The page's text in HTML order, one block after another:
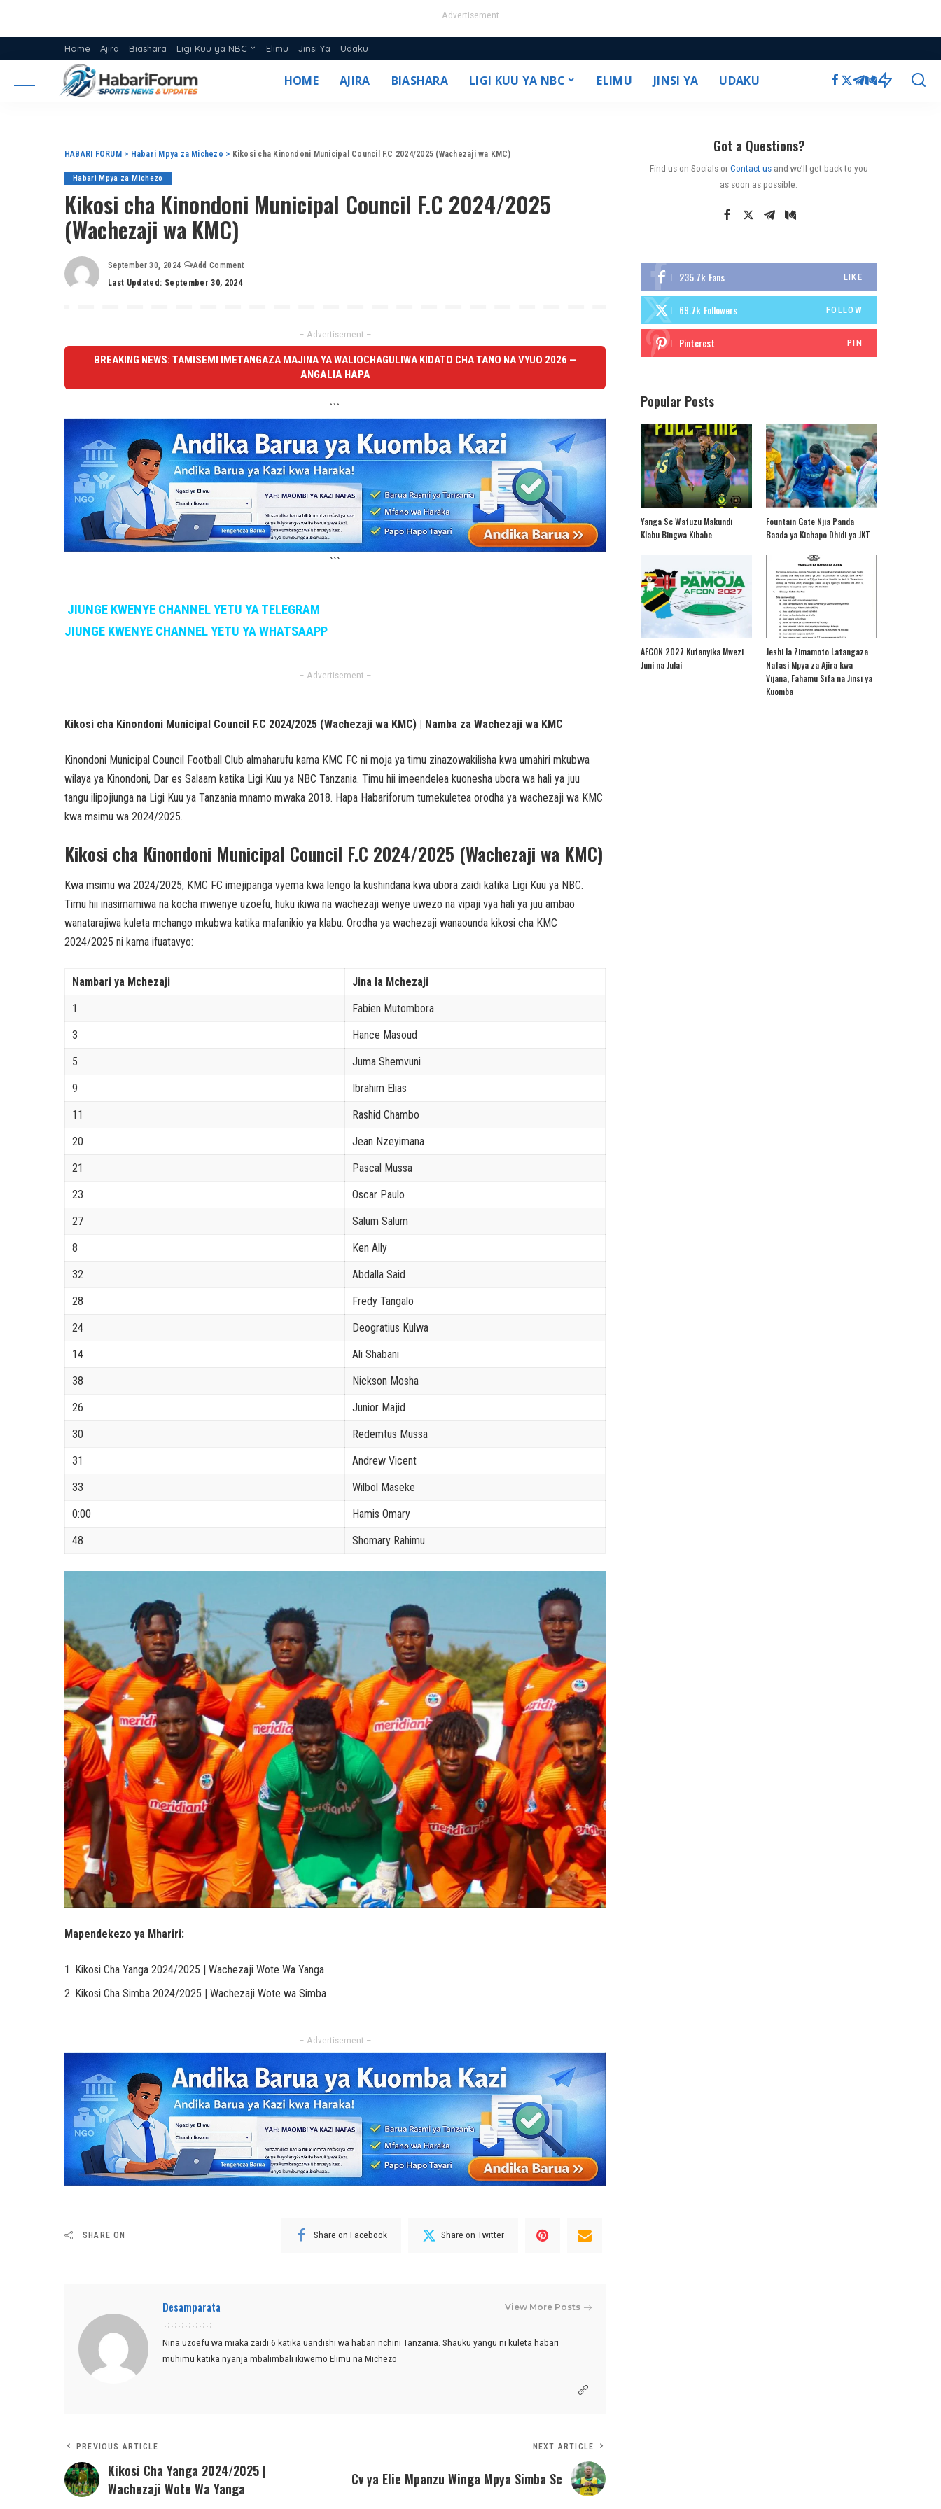
– Advertisement –
Home Ajira Biashara Ligi Kuu ya NBC
Msimamo Ligi Kuu ya NBC 2025/26
Elimu Jinsi Ya Udaku
HOME AJIRA BIASHARA LIGI KUU YA NBC ELIMU JINSI YA UDAKU
HABARI FORUM > Habari Mpya za Michezo > Kikosi cha Kinondoni Municipal Council F.C 2024/2025 (Wachezaji wa KMC)
Habari Mpya za Michezo
Kikosi cha Kinondoni Municipal Council F.C 2024/2025
(Wachezaji wa KMC)
September 30, 2024
Add Comment
Last Updated: September 30, 2024
– Advertisement –
BREAKING NEWS: TAMISEMI IMETANGAZA MAJINA YA WALIOCHAGULIWA KIDATO CHA TANO NA VYUO 2026 —
ANGALIA HAPA
```
```
JIUNGE KWENYE CHANNEL YETU YA TELEGRAM
JIUNGE KWENYE CHANNEL YETU YA WHATSAAPP
– Advertisement –
Kikosi cha Kinondoni Municipal Council F.C 2024/2025 (Wachezaji wa KMC) | Namba za Wachezaji wa KMC
Kinondoni Municipal Council Football Club almaharufu kama KMC FC ni moja ya timu zinazowakilisha kwa umahiri mkubwa
wilaya ya Kinondoni, Dar es Salaam katika Ligi Kuu ya NBC Tanzania. Timu hii imeendelea kuonesha ubora wa hali ya juu
tangu ilipojiunga na Ligi Kuu ya Tanzania mnamo mwaka 2018. Hapa Habariforum tumekuletea orodha ya wachezaji wa KMC
kwa msimu wa 2024/2025.
Kikosi cha Kinondoni Municipal Council F.C 2024/2025 (Wachezaji wa KMC)
Kwa msimu wa 2024/2025, KMC FC imejipanga vyema kwa lengo la kushindana kwa ubora zaidi katika Ligi Kuu ya NBC.
Timu hii inasimamiwa na kocha mwenye uzoefu, huku ikiwa na wachezaji wenye uwezo na vipaji vya hali ya juu ambao
wanatarajiwa kuleta mchango mkubwa katika mafanikio ya klabu. Orodha ya wachezaji wanaounda kikosi cha KMC
2024/2025 ni kama ifuatavyo:
Nambari ya Mchezaji
Jina la Mchezaji
1
Fabien Mutombora
3
Hance Masoud
5
Juma Shemvuni
9
Ibrahim Elias
11
Rashid Chambo
20
Jean Nzeyimana
21
Pascal Mussa
23
Oscar Paulo
27
Salum Salum
8
Ken Ally
32
Abdalla Said
28
Fredy Tangalo
24
Deogratius Kulwa
14
Ali Shabani
38
Nickson Mosha
26
Junior Majid
30
Redemtus Mussa
31
Andrew Vicent
33
Wilbol Maseke
0:00
Hamis Omary
48
Shomary Rahimu
Mapendekezo ya Mhariri:
Kikosi Cha Yanga 2024/2025 | Wachezaji Wote Wa Yanga
Kikosi Cha Simba 2024/2025 | Wachezaji Wote wa Simba
– Advertisement –
SHARE ON Share on Facebook Share on Twitter
Desamparata View More Posts
Nina uzoefu wa miaka zaidi 6 katika uandishi wa habari nchini Tanzania. Shauku yangu ni kuleta habari
muhimu katika nyanja mbalimbali ikiwemo Elimu na Michezo
PREVIOUS ARTICLE
Kikosi Cha Yanga 2024/2025 |
Wachezaji Wote Wa Yanga
NEXT ARTICLE
Cv ya Elie Mpanzu Winga Mpya Simba Sc
Got a Questions?
Find us on Socials orContact usand we’ll get back to you
as soon as possible.
235.7k Fans LIKE
69.7k Followers FOLLOW
Pinterest PIN
Popular Posts
Yanga Sc Wafuzu Makundi
Klabu Bingwa Kibabe
Fountain Gate Njia Panda
Baada ya Kichapo Dhidi ya JKT
AFCON 2027 Kufanyika Mwezi
Juni na Julai
Jeshi la Zimamoto Latangaza
Nafasi Mpya za Ajira kwa
Vijana, Fahamu Sifa na Jinsi ya
Kuomba